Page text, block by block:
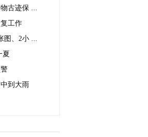
古迹保 ...
工作
图、2小 ...
夏
到大雨